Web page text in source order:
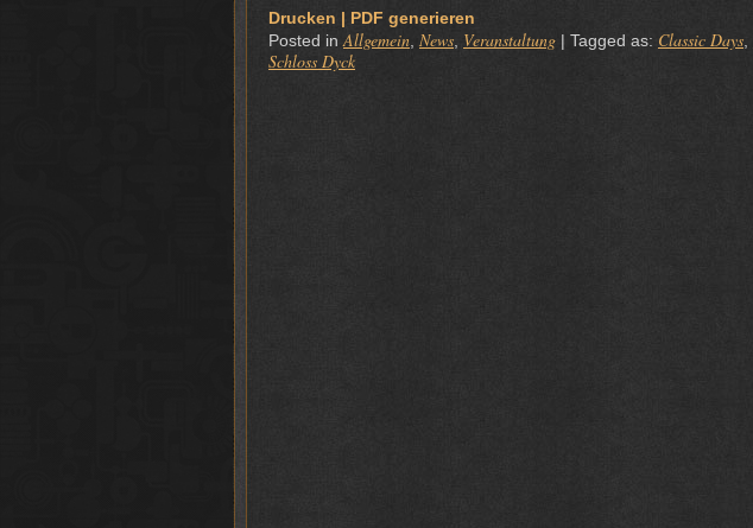
Drucken | PDF generieren
Posted in Allgemein News Veranstaltung | Tagged as: Classic Days
Schloss Dyck